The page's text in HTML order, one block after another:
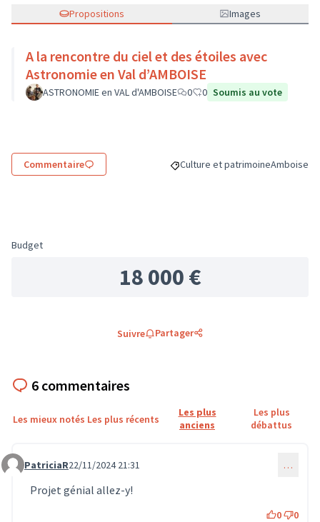
Propositions Images
A la rencontre du ciel et des étoiles avec
Astronomie en Val d’AMBOISE
ASTRONOMIE en VAL d'AMBOISE 0 0 Soumis au vote
Commentaire Filtrer les résultats de la
Culture et patrimoineFiltrer les
Amboise
Budget
18 000 €
Suivre Partager
6 commentaires
Les mieux notés Les plus récents
Les plus
anciens
Les plus
débattus
Commentaire 1286
PatriciaR22/11/2024 21:31 …
Projet génial allez-y!
0 0